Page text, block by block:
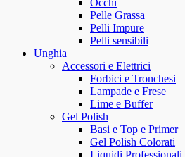
Occhi
Pelle Grassa
Pelli Impure
Pelli sensibili
Unghia
Accessori e Elettrici
Forbici e Tronchesi
Lampade e Frese
Lime e Buffer
Gel Polish
Basi e Top e Primer
Gel Polish Colorati